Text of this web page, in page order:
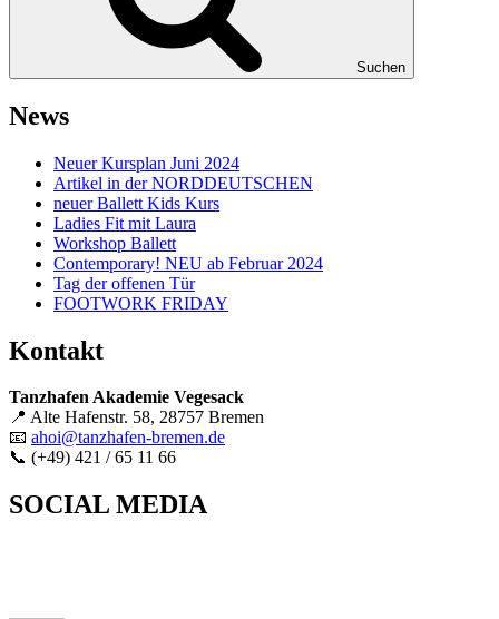
Suchen
News
Neuer Kursplan Juni 2024
Artikel in der NORDDEUTSCHEN
neuer Ballett Kids Kurs
Ladies Fit mit Laura
Workshop Ballett
Contemporary! NEU ab Februar 2024
Tag der offenen Tür
FOOTWORK FRIDAY
Kontakt
Tanzhafen Akademie Vegesack
📍 Alte Hafenstr. 58, 28757 Bremen
📧 ahoi@tanzhafen-bremen.de
📞 (+49) 421 / 65 11 66
SOCIAL MEDIA